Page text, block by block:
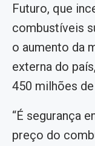
Futuro, que
combustíveis
o aumento da
externa do
450 milhões
“É segurança
preço do